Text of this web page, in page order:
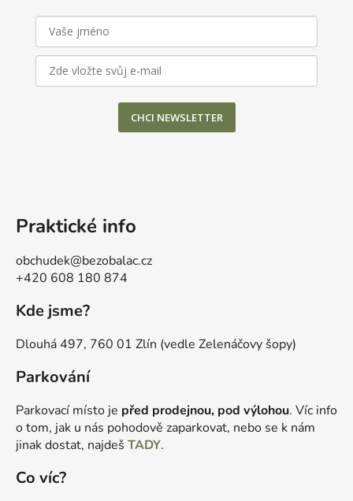
u
CHCI NEWSLETTER
Praktické info
obchudek@bezobalac.cz
+420 608 180 874
Kde jsme?
Dlouhá 497, 760 01 Zlín (vedle Zelenáčovy šopy)
Parkování
Parkovací místo je před prodejnou, pod výlohou. Víc info
o tom, jak u nás pohodově zaparkovat, nebo se k nám
jinak dostat, najdeš TADY.
Co víc?